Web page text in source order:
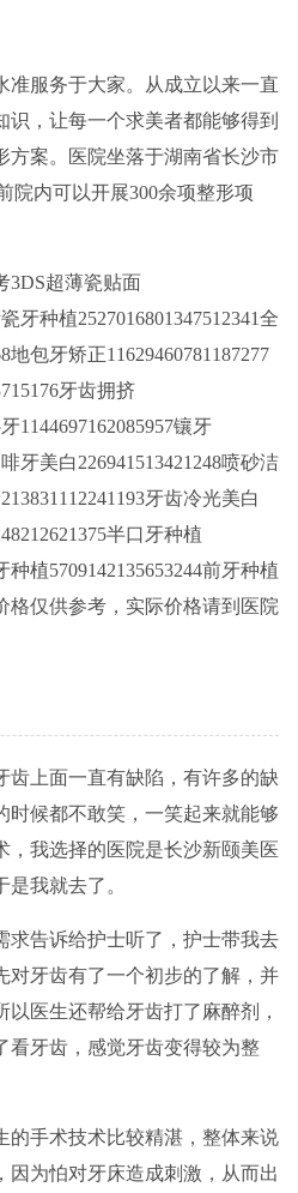
准服务于大家。从成立以来一直
，让每一个求美者都能够得到
方案。医院坐落于湖南省长沙市
院内可以开展300余项整形项
3DS超薄瓷贴面
牙种植2527016801347512341全
地包牙矫正11629460781187277
牙齿拥挤
1144697162085957镶牙
牙美白226941513421248喷砂洁
牙齿冷光美白
半口牙种植
种植5709142135653244前牙种植
格仅供参考，实际价格请到医院
齿上面一直有缺陷，有许多的缺
时候都不敢笑，一笑起来就能够
，我选择的医院是长沙新颐美医
我就去了。
求告诉给护士听了，护士带我去
对牙齿有了一个初步的了解，并
医生还帮给牙齿打了麻醉剂，
看牙齿，感觉牙齿变得较为整
的手术技术比较精湛，整体来说
为怕对牙床造成刺激，从而出